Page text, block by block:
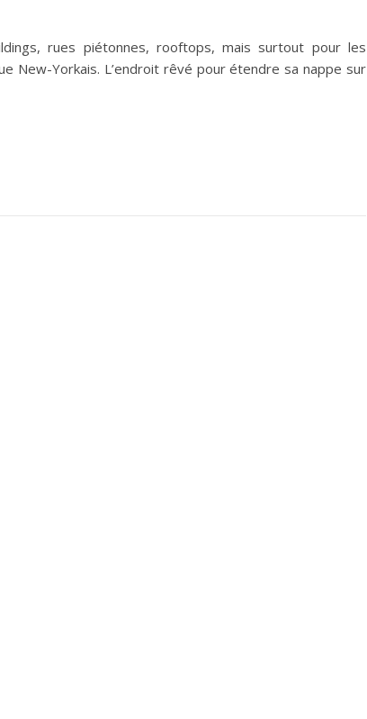
rues piétonnes, rooftops, mais surtout pour les
New-Yorkais. L’endroit rêvé pour étendre sa nappe sur